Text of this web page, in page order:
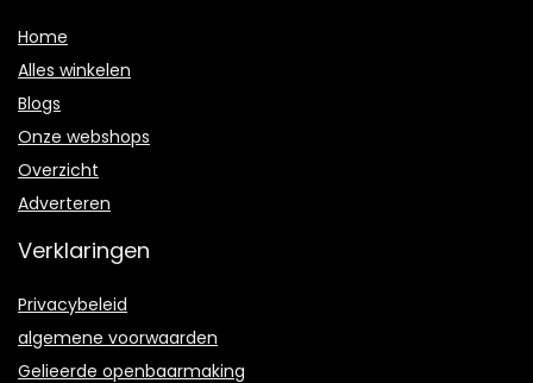
Home
Alles winkelen
Blogs
Onze webshops
Overzicht
Adverteren
Verklaringen
Privacybeleid
algemene voorwaarden
Gelieerde openbaarmaking